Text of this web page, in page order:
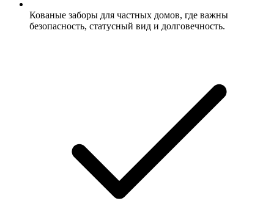
Кованые заборы для частных домов, где важны
безопасность, статусный вид и долговечность.